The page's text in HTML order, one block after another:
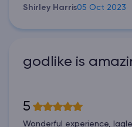
Shirley Harris05 Oct 2023
godlike is
5
Wonderful experience,